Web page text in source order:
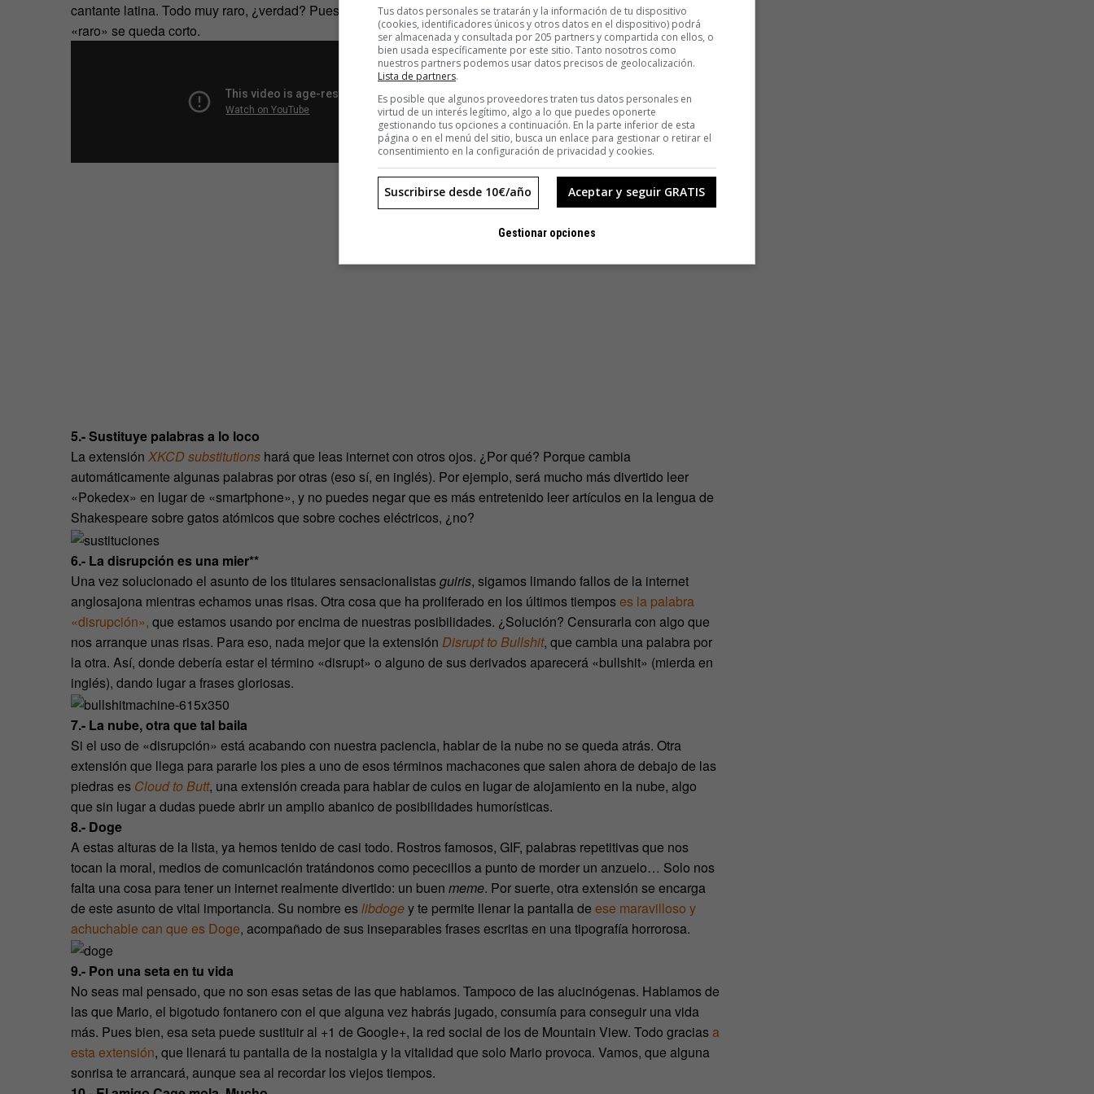
cantante latina. Todo muy raro, ¿verdad? Pues ahora imagina a Obama con la cara de JLo. Es entonces cuando
«raro» se queda corto.
5.- Sustituye palabras a lo loco
La extensión XKCD substitutions hará que leas internet con otros ojos. ¿Por qué? Porque cambia
automáticamente algunas palabras por otras (eso sí, en inglés). Por ejemplo, será mucho más divertido leer
«Pokedex» en lugar de «smartphone», y no puedes negar que es más entretenido leer artículos en la lengua de
Shakespeare sobre gatos atómicos que sobre coches eléctricos, ¿no?
6.- La disrupción es una mier**
Una vez solucionado el asunto de los titulares sensacionalistasguiris, sigamos limando fallos de la internet
anglosajona mientras echamos unas risas. Otra cosa que ha proliferado en los últimos tiemposes la palabra
«disrupción», que estamos usando por encima de nuestras posibilidades. ¿Solución? Censurarla con algo que
nos arranque unas risas. Para eso, nada mejor que la extensión Disrupt to Bullshit, que cambia una palabra por
la otra. Así, donde debería estar el término «disrupt» o alguno de sus derivados aparecerá «bullshit» (mierda en
inglés), dando lugar a frases gloriosas.
7.- La nube, otra que tal baila
Si el uso de «disrupción» está acabando con nuestra paciencia, hablar de la nube no se queda atrás. Otra
extensión que llega para pararle los pies a uno de esos términos machacones que salen ahora de debajo de las
piedras es Cloud to Butt, una extensión creada para hablar de culos en lugar de alojamiento en la nube, algo
que sin lugar a dudas puede abrir un amplio abanico de posibilidades humorísticas.
8.- Doge
A estas alturas de la lista, ya hemos tenido de casi todo. Rostros famosos, GIF, palabras repetitivas que nos
tocan la moral, medios de comunicación tratándonos como pececillos a punto de morder un anzuelo… Solo nos
falta una cosa para tener un internet realmente divertido: un buen meme. Por suerte, otra extensión se encarga
de este asunto de vital importancia. Su nombre eslibdogey te permite llenar la pantalla de ese maravilloso y
achuchable can que es Doge, acompañado de sus inseparables frases escritas en una tipografía horrorosa.
9.- Pon una seta en tu vida
No seas mal pensado, que no son esas setas de las que hablamos. Tampoco de las alucinógenas. Hablamos de
las que Mario, el bigotudo fontanero con el que alguna vez habrás jugado, consumía para conseguir una vida
más. Pues bien, esa seta puede sustituir al +1 de Google+, la red social de los de Mountain View. Todo graciasa
esta extensión, que llenará tu pantalla de la nostalgia y la vitalidad que solo Mario provoca. Vamos, que alguna
sonrisa te arrancará, aunque sea al recordar los viejos tiempos.
Tus datos personales se tratarán y la información de tu dispositivo
(cookies, identificadores únicos y otros datos en el dispositivo) podrá
ser almacenada y consultada por 205 partners y compartida con ellos, o
bien usada específicamente por este sitio. Tanto nosotros como
nuestros partners podemos usar datos precisos de geolocalización.
Lista de partners.
Es posible que algunos proveedores traten tus datos personales en
virtud de un interés legítimo, algo a lo que puedes oponerte
gestionando tus opciones a continuación. En la parte inferior de esta
página o en el menú del sitio, busca un enlace para gestionar o retirar el
consentimiento en la configuración de privacidad y cookies.
Aceptar y seguir GRATIS
Suscribirse desde 10€/año
Gestionar opciones